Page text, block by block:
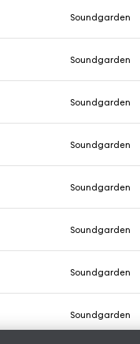
Soundgarden
Soundgarden
Soundgarden
Soundgarden
Soundgarden
Soundgarden
Soundgarden
Soundgarden